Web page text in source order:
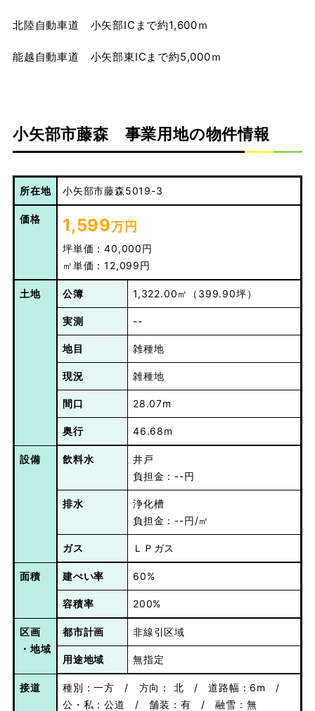
北陸自動車道 小矢部ICまで約1,600ｍ
能越自動車道 小矢部東ICまで約5,000ｍ
小矢部市藤森 事業用地の物件情報
所在地 小矢部市藤森5019-3
価格 1,599万円
坪単価：40,000円
㎡単価：12,099円
土地 公簿 1,322.00㎡（399.90坪）
実測 --
地目 雑種地
現況 雑種地
間口 28.07m
奥行 46.68m
設備 飲料水
井戸
負担金：--円
排水
浄化槽
負担金：--円/㎡
ガス ＬＰガス
面積 建ぺい率 60%
容積率 200%
区画
・地域
都市計画 非線引区域
用途地域 無指定
接道
種別：一方 / 方向： 北 / 道路幅：6m /
公・私：公道 / 舗装：有 / 融雪：無